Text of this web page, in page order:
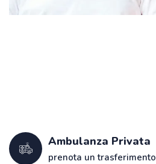
Ambulanza Privata
prenota un trasferimento